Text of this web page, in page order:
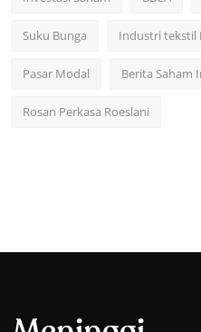
Suku Bunga Industri tekstil
Pasar Modal Berita Saham
Rosan Perkasa Roeslani